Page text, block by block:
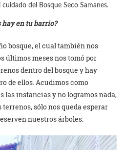
del Bosque Seco Samanes.
hay en tu barrio?
bosque, el cual también nos
últimos meses nos tomó por
dentro del bosque y hay
de ellos. Acudimos como
las instancias y no logramos nada,
sólo nos queda esperar
nuestros árboles.